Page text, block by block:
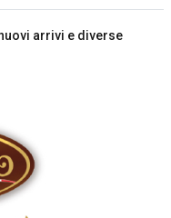
arrivi e diverse